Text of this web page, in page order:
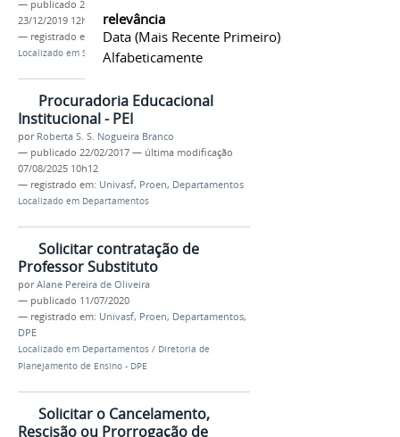
relevância
Data (mais Recente Primeiro)
Alfabeticamente
— publicado 22/02/2017
23/12/2019 12h59
— registrado em:
Univasf ,Proen, Serviços
Localizado em Serviços-PROEN /Certificados
Procuradoria Educacional
Institucional - PEI
por Roberta S. S. Nogueira Branco
— publicado 22/02/2017 — última modificação
07/08/2025 10h12
— registrado em: Univasf, Proen, Departamentos
Localizado em Departamentos
Solicitar contratação de
Professor Substituto
porAlane Pereira de Oliveira
— publicado 11/07/2020
— registrado em: Univasf, Proen, Departamentos,
DPE
Localizado em Departamentos / Diretoria de
Planejamento de Ensino - DPE
Solicitar o Cancelamento,
Rescisão ou Prorrogação de